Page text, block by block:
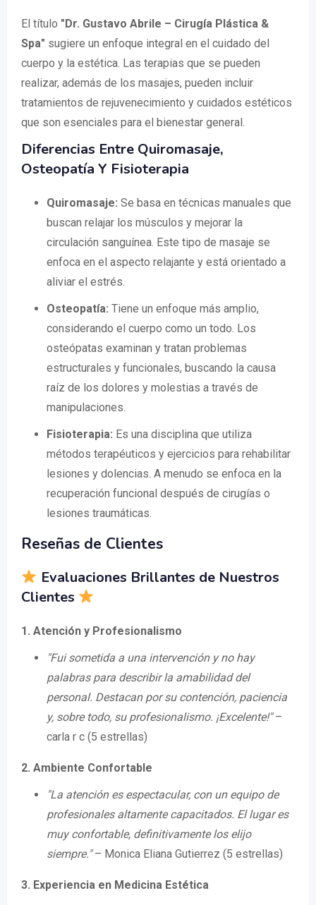
El título "Dr. Gustavo Abrile – Cirugía Plástica &
Spa" sugiere un enfoque integral en el cuidado del
cuerpo y la estética. Las terapias que se pueden
realizar, además de los masajes, pueden incluir
tratamientos de rejuvenecimiento y cuidados estéticos
que son esenciales para el bienestar general.
Diferencias Entre Quiromasaje,
Osteopatía Y Fisioterapia
Quiromasaje: Se basa en técnicas manuales que
buscan relajar los músculos y mejorar la
circulación sanguínea. Este tipo de masaje se
enfoca en el aspecto relajante y está orientado a
aliviar el estrés.
Osteopatía: Tiene un enfoque más amplio,
considerando el cuerpo como un todo. Los
osteópatas examinan y tratan problemas
estructurales y funcionales, buscando la causa
raíz de los dolores y molestias a través de
manipulaciones.
Fisioterapia: Es una disciplina que utiliza
métodos terapéuticos y ejercicios para rehabilitar
lesiones y dolencias. A menudo se enfoca en la
recuperación funcional después de cirugías o
lesiones traumáticas.
Reseñas de Clientes
Evaluaciones Brillantes de Nuestros
Clientes
1. Atención y Profesionalismo
"Fui sometida a una intervención y no hay
palabras para describir la amabilidad del
personal. Destacan por su contención, paciencia
y, sobre todo, su profesionalismo. ¡Excelente!"–
carla r c (5 estrellas)
2. Ambiente Confortable
"La atención es espectacular, con un equipo de
profesionales altamente capacitados. El lugar es
muy confortable, definitivamente los elijo
siempre."– Monica Eliana Gutierrez (5 estrellas)
3. Experiencia en Medicina Estética